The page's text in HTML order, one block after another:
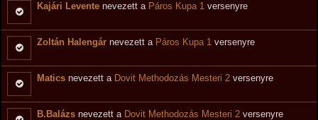
Kajári Levente nevezett a Páros Kupa 1 versenyre
Zoltán Halengár nevezett a Páros Kupa 1 versenyre
Matics nevezett a Dovit Methodozás Mesteri 2 versenyre
B.Balázs nevezett a Dovit Methodozás Mesteri 2 versenyre